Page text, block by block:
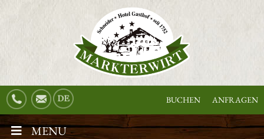
BUCHEN ANFRAGEN
MENU